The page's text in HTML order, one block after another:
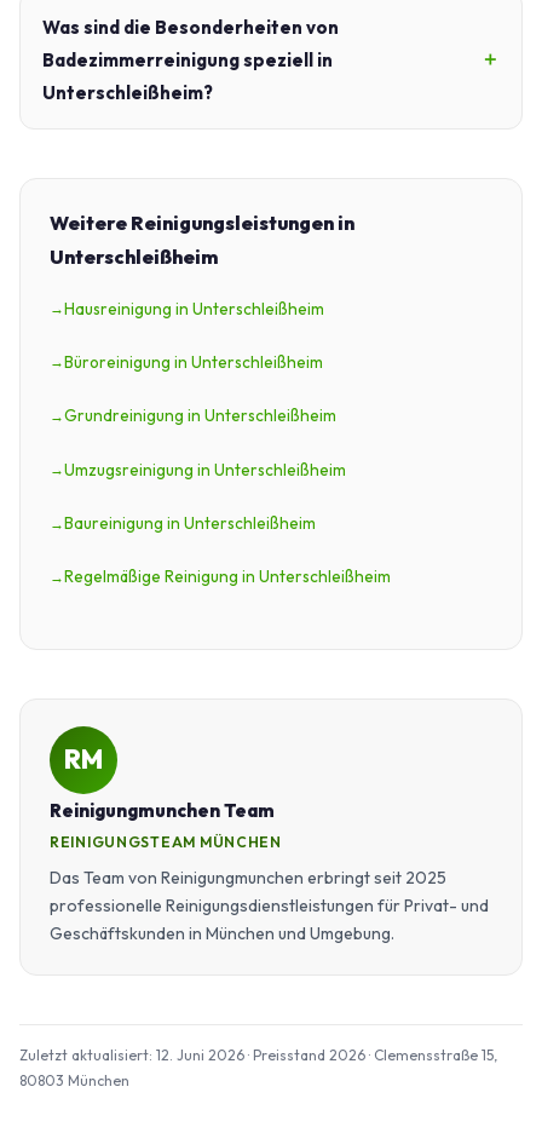
Was sind die Besonderheiten von
Badezimmerreinigung speziell in
Unterschleißheim?
Weitere Reinigungsleistungen in
Unterschleißheim
Hausreinigung in Unterschleißheim
Büroreinigung in Unterschleißheim
Grundreinigung in Unterschleißheim
Umzugsreinigung in Unterschleißheim
Baureinigung in Unterschleißheim
Regelmäßige Reinigung in Unterschleißheim
RM
Reinigungmunchen Team
REINIGUNGSTEAM MÜNCHEN
Das Team von Reinigungmunchen erbringt seit 2025
professionelle Reinigungsdienstleistungen für Privat- und
Geschäftskunden in München und Umgebung.
Zuletzt aktualisiert: 12. Juni 2026 · Preisstand 2026 · Clemensstraße 15,
80803 München